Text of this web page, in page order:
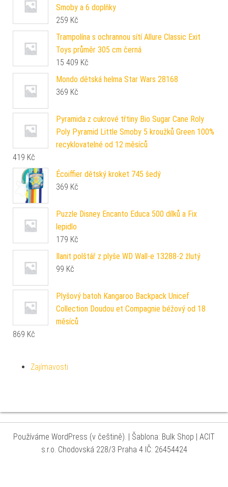
Smoby a 6 doplňky
259 Kč
Trampolína s ochrannou sítí Allure Classic Exit
Toys průměr 305 cm černá
15 409 Kč
Mondo dětská helma Star Wars 28168
369 Kč
Pyramida z cukrové třtiny Bio Sugar Cane Roly
Poly Pyramid Little Smoby 5 kroužků Green 100%
recyklovatelné od 12 měsíců
419 Kč
Écoiffier dětský kroket 745 šedý
369 Kč
Puzzle Disney Encanto Educa 500 dílků a Fix
lepidlo
179 Kč
Ilanit polštář z plyše WD Wall-e 13288-2 žlutý
99 Kč
Plyšový batoh Kangaroo Backpack Unicef ​​
Collection Doudou et Compagnie béžový od 18
měsíců
869 Kč
Zajímavosti
Používáme WordPress (v češtině). | Šablona: Bulk Shop | ACIT
s.r.o. Chodovská 228/3 Praha 4 IČ: 26454424